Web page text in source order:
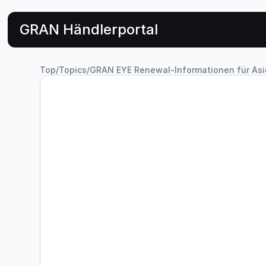
GRAN Händlerportal
Top/Topics/GRAN EYE Renewal-Informationen für